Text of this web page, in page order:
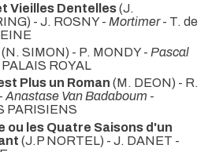
Vieilles Dentelles(J.
- J. ROSNY - Mortimer- T. de
(N. SIMON) - P. MONDY - Pascal
PALAIS ROYAL
Plus un Roman (M. DEON) - R.
Anastase Van Badaboum -
PARISIENS
ou les Quatre Saisons d'un
(J.P NORTEL) - J. DANET -